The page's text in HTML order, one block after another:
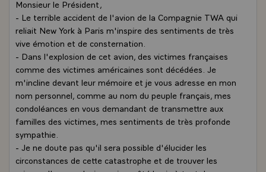
Monsieur le Président,
- Le terrible accident de l'avion de la Compagnie TWA qui
reliait New York à Paris m'inspire des sentiments de très
vive émotion et de consternation.
- Dans l'explosion de cet avion, des victimes françaises
comme des victimes américaines sont décédées. Je
m'incline devant leur mémoire et je vous adresse en mon
nom personnel, comme au nom du peuple français, mes
condoléances en vous demandant de transmettre aux
familles des victimes, mes sentiments de très profonde
sympathie.
- Je ne doute pas qu'il sera possible d'élucider les
circonstances de cette catastrophe et de trouver les